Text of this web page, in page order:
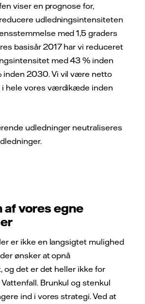
viser en prognose for,
udledningsintensiteten
med 1,5 graders
basisår 2017 har vi reduceret
med 43 % inden
inden 2030. Vi vil være netto
i hele vores værdikæde inden
udledninger neutraliseres
af vores egne
er ikke en langsigtet mulighed
ønsker at opnå
og det er det heller ikke for
Brunkul og stenkul
ind i vores strategi. Ved at